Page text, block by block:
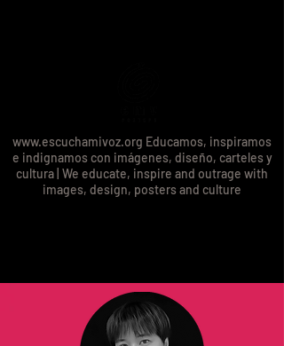
www.escuchamivoz.org Educamos, inspiramos
e indignamos con imágenes, diseño, carteles y
cultura | We educate, inspire and outrage with
images, design, posters and culture